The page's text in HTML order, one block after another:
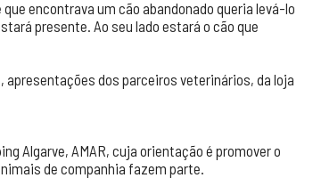
encontrava um cão abandonado queria levá-lo
presente. Ao seu lado estará o cão que
apresentações dos parceiros veterinários, da loja
Algarve, AMAR, cuja orientação é promover o
de companhia fazem parte.